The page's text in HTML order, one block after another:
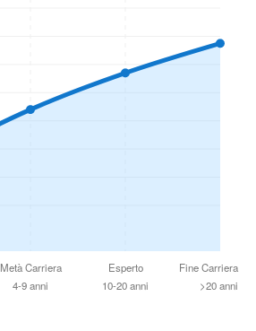
Metà Carriera
4-9 anni
Esperto
10-20 anni
Fine Carriera
>20 anni